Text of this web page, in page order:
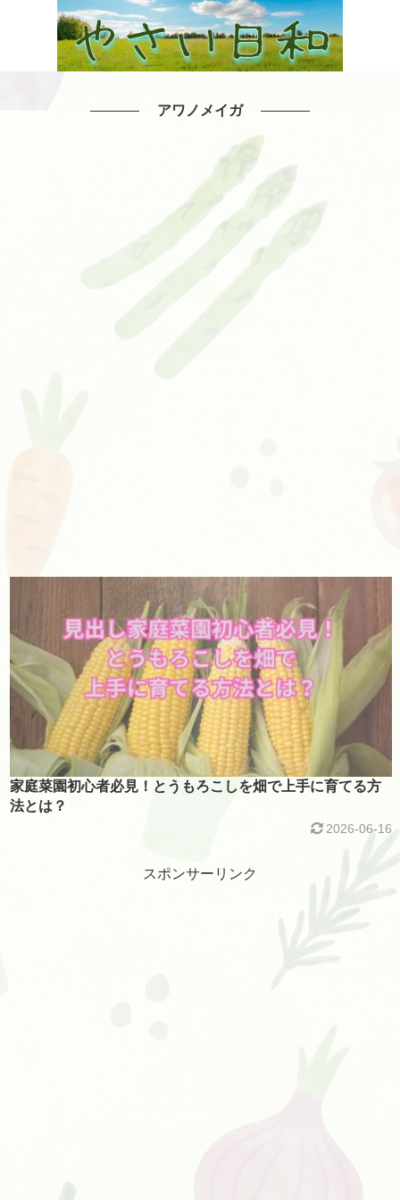
アワノメイガ
家庭菜園初心者必見！とうもろこしを畑で上手に育てる方
法とは？
2026-06-16
スポンサーリンク